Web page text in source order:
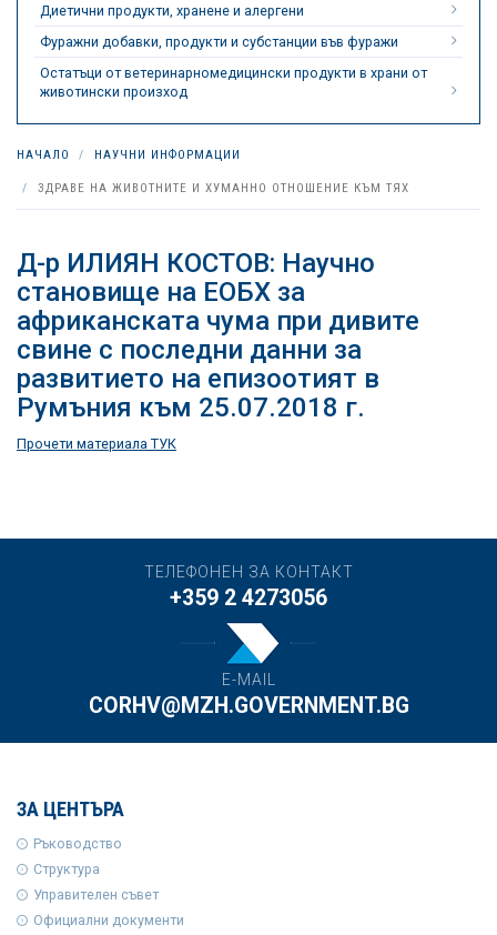
Диетични продукти, хранене и алергени
Фуражни добавки, продукти и субстанции във фуражи
Остатъци от ветеринарномедицински продукти в храни от
животински произход
НАЧАЛО НАУЧНИ ИНФОРМАЦИИ
ЗДРАВЕ НА ЖИВОТНИТЕ И ХУМАННО ОТНОШЕНИЕ КЪМ ТЯХ
Д-р ИЛИЯН КОСТОВ: Научно
становище на ЕОБХ за
африканската чума при дивите
свине с последни данни за
развитието на епизоотият в
Румъния към 25.07.2018 г.
Прочети материала ТУК
ТЕЛЕФОНЕН ЗА КОНТАКТ
+359 2 4273056
E-MAIL
CORHV@MZH.GOVERNMENT.BG
ЗА ЦЕНТЪРА
Ръководство
Структура
Управителен съвет
Официални документи